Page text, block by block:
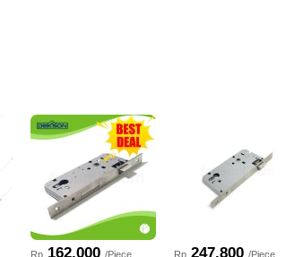
Rp 162.000 /Piece Rp 247.800 /Piece